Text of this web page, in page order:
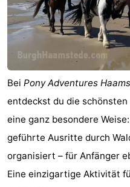
Julianahoeve
-
Livingstone
Resort
-
't
van
Schouwen
-
Valleien
Wijde
-
Bei Pony Adventures
entdeckst du die
eine ganz besondere
geführte Ausritte durch
organisiert – für Anfänger
Eine einzigartige Aktivität